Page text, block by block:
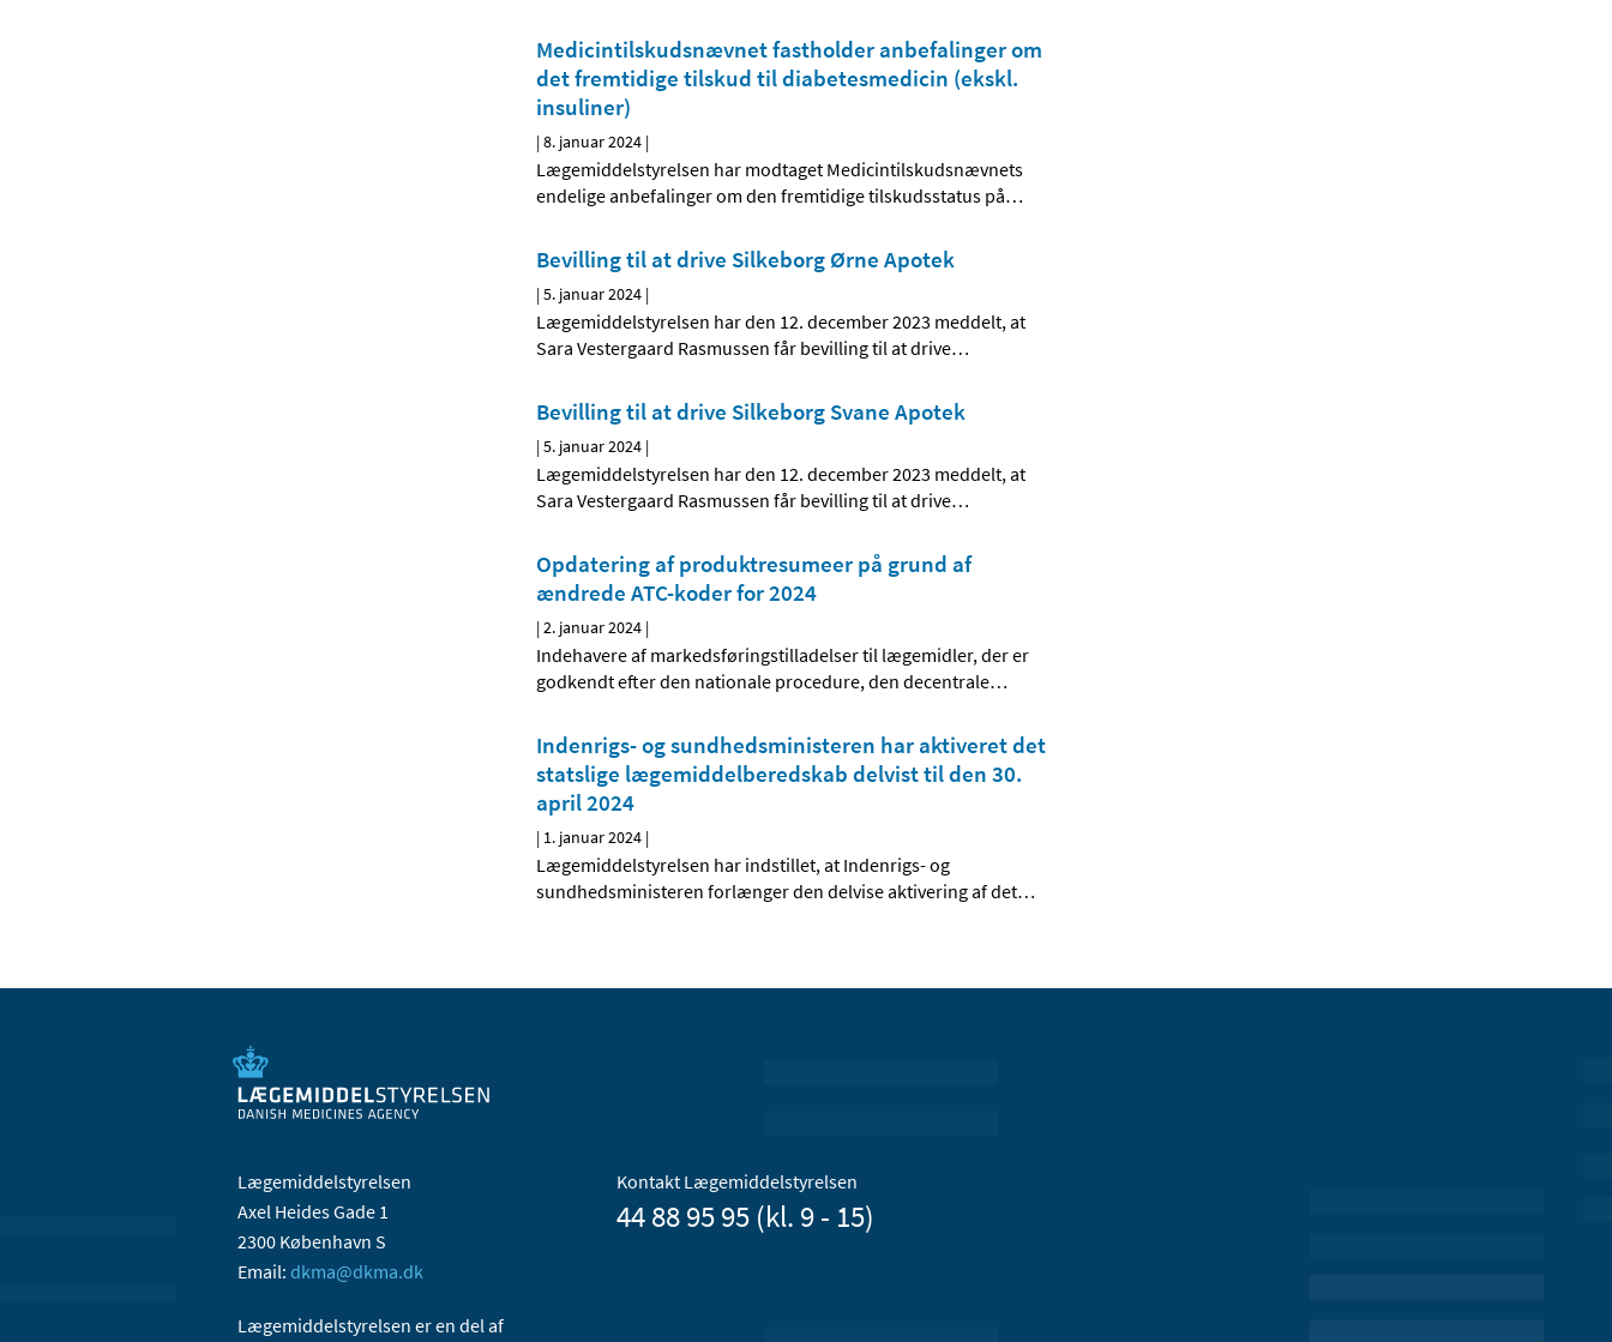
Medicintilskudsnævnet fastholder anbefalinger om
det fremtidige tilskud til diabetesmedicin (ekskl.
insuliner)
|8. januar 2024 |
Lægemiddelstyrelsen har modtaget Medicintilskudsnævnets
endelige anbefalinger om den fremtidige tilskudsstatus på…
Bevilling til at drive Silkeborg Ørne Apotek
|5. januar 2024 |
Lægemiddelstyrelsen har den 12. december 2023 meddelt, at
Sara Vestergaard Rasmussen får bevilling til at drive…
Bevilling til at drive Silkeborg Svane Apotek
|5. januar 2024 |
Lægemiddelstyrelsen har den 12. december 2023 meddelt, at
Sara Vestergaard Rasmussen får bevilling til at drive…
Opdatering af produktresumeer på grund af
ændrede ATC-koder for 2024
|2. januar 2024 |
Indehavere af markedsføringstilladelser til lægemidler, der er
godkendt efter den nationale procedure, den decentrale…
Indenrigs- og sundhedsministeren har aktiveret det
statslige lægemiddelberedskab delvist til den 30.
april 2024
| 1. januar 2024 |
Lægemiddelstyrelsen har indstillet, at Indenrigs- og
sundhedsministeren forlænger den delvise aktivering af det…
Lægemiddelstyrelsen
Axel Heides Gade 1
2300 København S
Email: dkma@dkma.dk
Lægemiddelstyrelsen er en del af
Kontakt Lægemiddelstyrelsen
44 88 95 95 (kl. 9 - 15)